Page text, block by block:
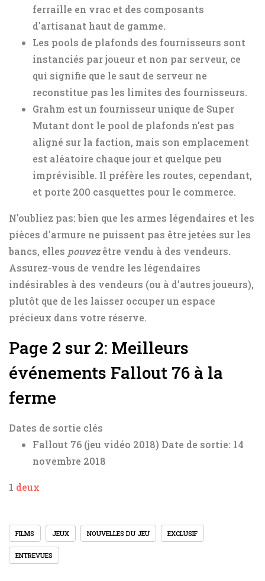
ferraille en vrac et des composants
d'artisanat haut de gamme.
Les pools de plafonds des fournisseurs sont
instanciés par joueur et non par serveur, ce
qui signifie que le saut de serveur ne
reconstitue pas les limites des fournisseurs.
Grahm est un fournisseur unique de Super
Mutant dont le pool de plafonds n'est pas
aligné sur la faction, mais son emplacement
est aléatoire chaque jour et quelque peu
imprévisible. Il préfère les routes, cependant,
et porte 200 casquettes pour le commerce.
N'oubliez pas: bien que les armes légendaires et les
pièces d'armure ne puissent pas être jetées sur les
bancs, elles pouvezêtre vendu à des vendeurs.
Assurez-vous de vendre les légendaires
indésirables à des vendeurs (ou à d'autres joueurs),
plutôt que de les laisser occuper un espace
précieux dans votre réserve.
Page 2 sur 2: Meilleurs
événements Fallout 76 à la
ferme
Dates de sortie clés
Fallout 76 (jeu vidéo 2018) Date de sortie: 14
novembre 2018
1 deux
FILMS JEUX NOUVELLES DU JEU EXCLUSIF
ENTREVUES